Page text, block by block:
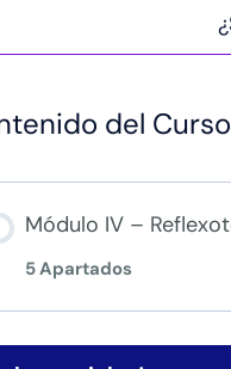
del Curso
Módulo IV –
5 Apartados